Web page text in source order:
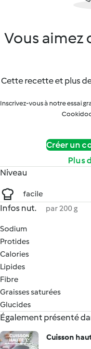
Vous aimez
Cette recette et plus
Inscrivez-vous à notre essai
Créer un
Plus
Niveau
facile
Infos nut. par 200 g
Sodium
Protides
Calories
Lipides
Fibre
Graisses saturées
Glucides
Également présenté
Cuisson